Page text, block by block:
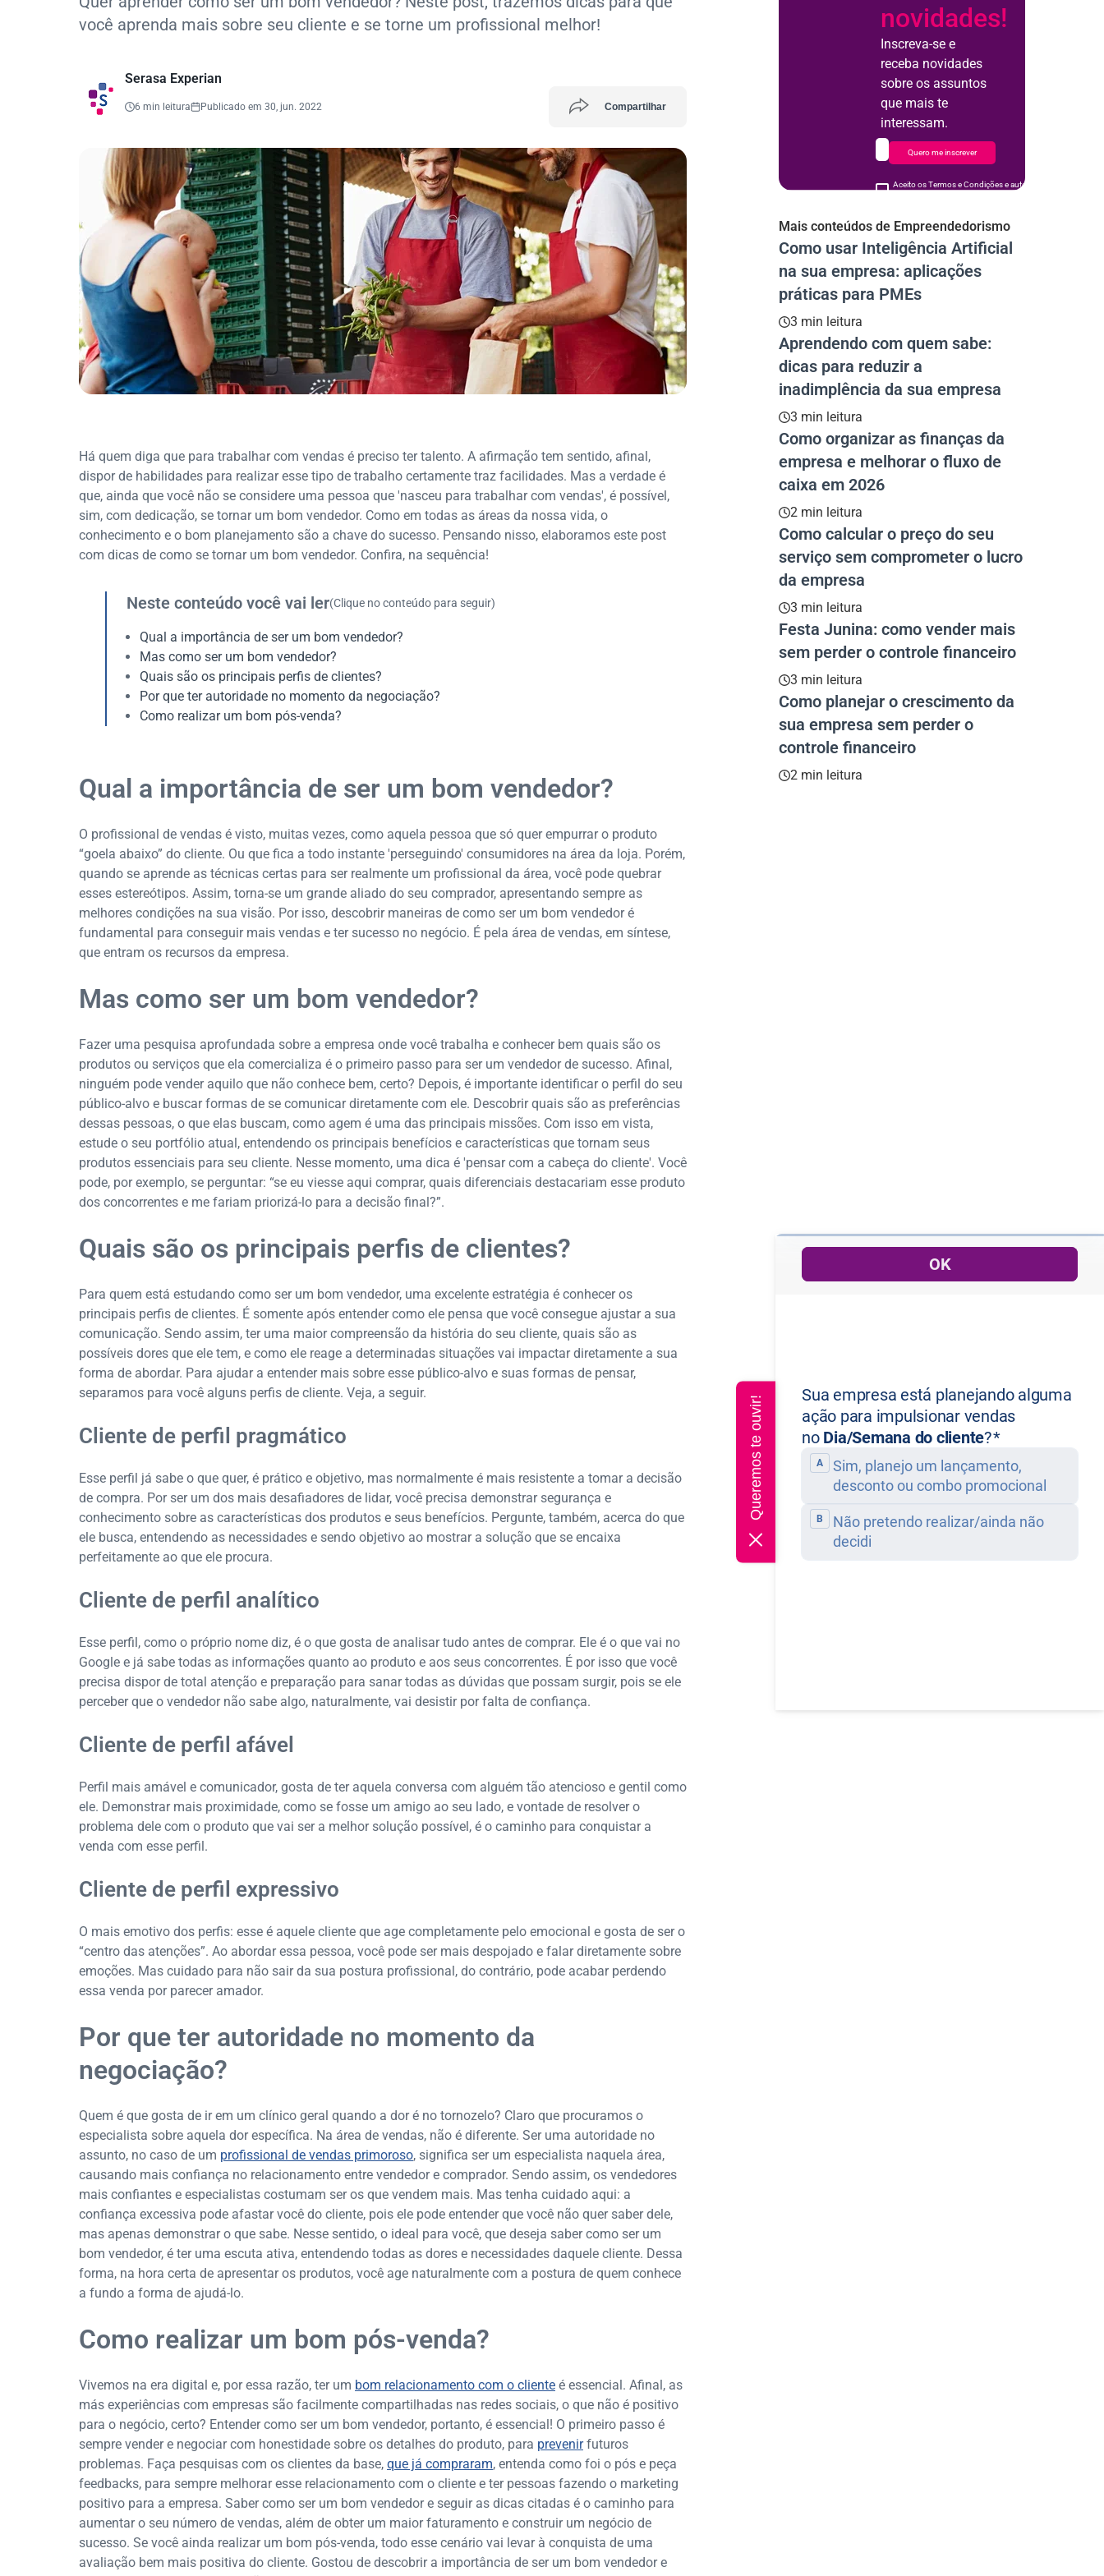
você aprenda mais sobre seu cliente e se torne um profissional melhor!
Serasa Experian
6 min leitura Publicado em 30, jun. 2022 Compartilhar
Há quem diga que para trabalhar com vendas é preciso ter talento. A afirmação tem sentido, afinal,
dispor de habilidades para realizar esse tipo de trabalho certamente traz facilidades. Mas a verdade é
que, ainda que você não se considere uma pessoa que 'nasceu para trabalhar com vendas', é possível,
sim, com dedicação, se tornar um bom vendedor. Como em todas as áreas da nossa vida, o
conhecimento e o bom planejamento são a chave do sucesso. Pensando nisso, elaboramos este post
com dicas de como se tornar um bom vendedor. Confira, na sequência!
Neste conteúdo você vai ler(Clique no conteúdo para seguir)
Qual a importância de ser um bom vendedor?
Mas como ser um bom vendedor?
Quais são os principais perfis de clientes?
Por que ter autoridade no momento da negociação?
Como realizar um bom pós-venda?
Qual a importância de ser um bom vendedor?
O profissional de vendas é visto, muitas vezes, como aquela pessoa que só quer empurrar o produto
“goela abaixo” do cliente. Ou que fica a todo instante 'perseguindo' consumidores na área da loja. Porém,
quando se aprende as técnicas certas para ser realmente um profissional da área, você pode quebrar
esses estereótipos. Assim, torna-se um grande aliado do seu comprador, apresentando sempre as
melhores condições na sua visão. Por isso, descobrir maneiras de como ser um bom vendedor é
fundamental para conseguir mais vendas e ter sucesso no negócio. É pela área de vendas, em síntese,
que entram os recursos da empresa.
Mas como ser um bom vendedor?
Fazer uma pesquisa aprofundada sobre a empresa onde você trabalha e conhecer bem quais são os
produtos ou serviços que ela comercializa é o primeiro passo para ser um vendedor de sucesso. Afinal,
ninguém pode vender aquilo que não conhece bem, certo? Depois, é importante identificar o perfil do seu
público-alvo e buscar formas de se comunicar diretamente com ele. Descobrir quais são as preferências
dessas pessoas, o que elas buscam, como agem é uma das principais missões. Com isso em vista,
estude o seu portfólio atual, entendendo os principais benefícios e características que tornam seus
produtos essenciais para seu cliente. Nesse momento, uma dica é 'pensar com a cabeça do cliente'. Você
pode, por exemplo, se perguntar: “se eu viesse aqui comprar, quais diferenciais destacariam esse produto
dos concorrentes e me fariam priorizá-lo para a decisão final?”.
Quais são os principais perfis de clientes?
Para quem está estudando como ser um bom vendedor, uma excelente estratégia é conhecer os
principais perfis de clientes. É somente após entender como ele pensa que você consegue ajustar a sua
comunicação. Sendo assim, ter uma maior compreensão da história do seu cliente, quais são as
possíveis dores que ele tem, e como ele reage a determinadas situações vai impactar diretamente a sua
forma de abordar. Para ajudar a entender mais sobre esse público-alvo e suas formas de pensar,
separamos para você alguns perfis de cliente. Veja, a seguir.
Cliente de perfil pragmático
Esse perfil já sabe o que quer, é prático e objetivo, mas normalmente é mais resistente a tomar a decisão
de compra. Por ser um dos mais desafiadores de lidar, você precisa demonstrar segurança e
conhecimento sobre as características dos produtos e seus benefícios. Pergunte, também, acerca do que
ele busca, entendendo as necessidades e sendo objetivo ao mostrar a solução que se encaixa
perfeitamente ao que ele procura.
Cliente de perfil analítico
Esse perfil, como o próprio nome diz, é o que gosta de analisar tudo antes de comprar. Ele é o que vai no
Google e já sabe todas as informações quanto ao produto e aos seus concorrentes. É por isso que você
precisa dispor de total atenção e preparação para sanar todas as dúvidas que possam surgir, pois se ele
perceber que o vendedor não sabe algo, naturalmente, vai desistir por falta de confiança.
Cliente de perfil afável
Perfil mais amável e comunicador, gosta de ter aquela conversa com alguém tão atencioso e gentil como
ele. Demonstrar mais proximidade, como se fosse um amigo ao seu lado, e vontade de resolver o
problema dele com o produto que vai ser a melhor solução possível, é o caminho para conquistar a
venda com esse perfil.
Cliente de perfil expressivo
O mais emotivo dos perfis: esse é aquele cliente que age completamente pelo emocional e gosta de ser o
“centro das atenções”. Ao abordar essa pessoa, você pode ser mais despojado e falar diretamente sobre
emoções. Mas cuidado para não sair da sua postura profissional, do contrário, pode acabar perdendo
essa venda por parecer amador.
Por que ter autoridade no momento da
negociação?
Quem é que gosta de ir em um clínico geral quando a dor é no tornozelo? Claro que procuramos o
especialista sobre aquela dor específica. Na área de vendas, não é diferente. Ser uma autoridade no
assunto, no caso de um profissional de vendas primoroso, significa ser um especialista naquela área,
causando mais confiança no relacionamento entre vendedor e comprador. Sendo assim, os vendedores
mais confiantes e especialistas costumam ser os que vendem mais. Mas tenha cuidado aqui: a
confiança excessiva pode afastar você do cliente, pois ele pode entender que você não quer saber dele,
mas apenas demonstrar o que sabe. Nesse sentido, o ideal para você, que deseja saber como ser um
bom vendedor, é ter uma escuta ativa, entendendo todas as dores e necessidades daquele cliente. Dessa
forma, na hora certa de apresentar os produtos, você age naturalmente com a postura de quem conhece
a fundo a forma de ajudá-lo.
Como realizar um bom pós-venda?
Vivemos na era digital e, por essa razão, ter um bom relacionamento com o cliente é essencial. Afinal, as
más experiências com empresas são facilmente compartilhadas nas redes sociais, o que não é positivo
para o negócio, certo? Entender como ser um bom vendedor, portanto, é essencial! O primeiro passo é
sempre vender e negociar com honestidade sobre os detalhes do produto, para prevenirfuturos
problemas. Faça pesquisas com os clientes da base, que já compraram, entenda como foi o pós e peça
feedbacks, para sempre melhorar esse relacionamento com o cliente e ter pessoas fazendo o marketing
positivo para a empresa. Saber como ser um bom vendedor e seguir as dicas citadas é o caminho para
aumentar o seu número de vendas, além de obter um maior faturamento e construir um negócio de
sucesso. Se você ainda realizar um bom pós-venda, todo esse cenário vai levar à conquista de uma
avaliação bem mais positiva do cliente. Gostou de descobrir a importância de ser um bom vendedor e
novidades!
Inscreva-se e
receba novidades
sobre os assuntos
que mais te
interessam.
Aceito os Termos e Condições e autorizo o uso de meus
Quero me inscrever
Mais conteúdos de Empreendedorismo
Como usar Inteligência Artificial
na sua empresa: aplicações
práticas para PMEs
3 min leitura
Aprendendo com quem sabe:
dicas para reduzir a
inadimplência da sua empresa
3 min leitura
Como organizar as finanças da
empresa e melhorar o fluxo de
caixa em 2026
2 min leitura
Como calcular o preço do seu
serviço sem comprometer o lucro
da empresa
3 min leitura
Festa Junina: como vender mais
sem perder o controle financeiro
3 min leitura
Como planejar o crescimento da
sua empresa sem perder o
controle financeiro
2 min leitura
Queremos te ouvir!